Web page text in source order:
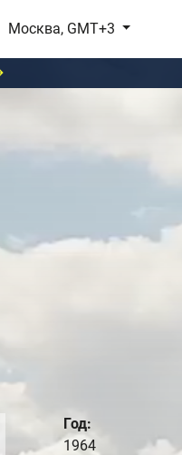
Москва, GMT+3
Год:
1964